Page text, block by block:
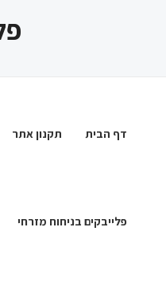
דף הבית תקנון אתר
פלייבקים בניחוח מזרחי